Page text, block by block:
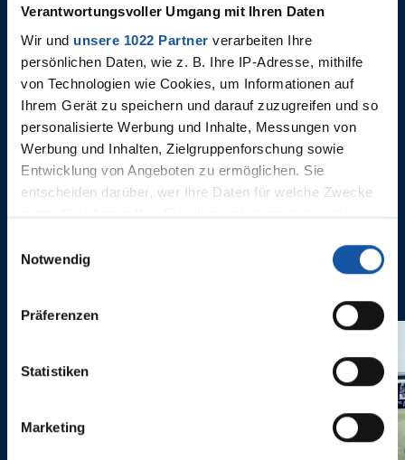
Verantwortungsvoller Umgang mit Ihren Daten
Wir und unsere 1022 Partner verarbeiten Ihre
persönlichen Daten, wie z. B. Ihre IP-Adresse, mithilfe
von Technologien wie Cookies, um Informationen auf
Ihrem Gerät zu speichern und darauf zuzugreifen und so
personalisierte Werbung und Inhalte, Messungen von
Werbung und Inhalten, Zielgruppenforschung sowie
Entwicklung von Angeboten zu ermöglichen. Sie
entscheiden darüber, wer Ihre Daten für welche Zwecke
nutzt. Sie können Ihre Einwilligung jederzeit über die
Trigger Symbol ändern oder widerrufen
Informationen über Ihre geografische Lage erfassen,
Ihr Gerät durch aktives Scannen nach bestimmten
Erfahren Sie mehr darüber, wie Ihre persönlichen Daten
verarbeitet werden, und legen Sie Ihre Präferenzen im
Notwendig
Präferenzen
Statistiken
Marketing
26.08.2023
Highlights: VfL Bochum 1848 -
Borussia Dortmund
26.08.2023
VfL